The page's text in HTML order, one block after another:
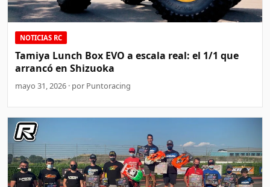
NOTICIAS RC
Tamiya Lunch Box EVO a escala real: el 1/1 que
arrancó en Shizuoka
mayo 31, 2026 · por Puntoracing